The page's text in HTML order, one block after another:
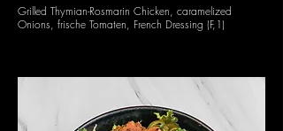
Grilled Thymian-Rosmarin Chicken, caramelized
Onions, frische Tomaten, French Dressing (F,1)